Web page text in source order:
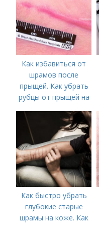
Как избавиться от
шрамов после
прыщей. Как убрать
рубцы от прыщей на
Как быстро убрать
глубокие старые
шрамы на коже. Как